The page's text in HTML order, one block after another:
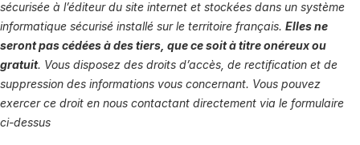
sécurisée à l’éditeur du site internet et stockées dans un système
informatique sécurisé installé sur le territoire français. Elles ne
seront pas cédées à des tiers, que ce soit à titre onéreux ou
gratuit. Vous disposez des droits d’accès, de rectification et de
suppression des informations vous concernant. Vous pouvez
exercer ce droit en nous contactant directement via le formulaire
ci-dessus